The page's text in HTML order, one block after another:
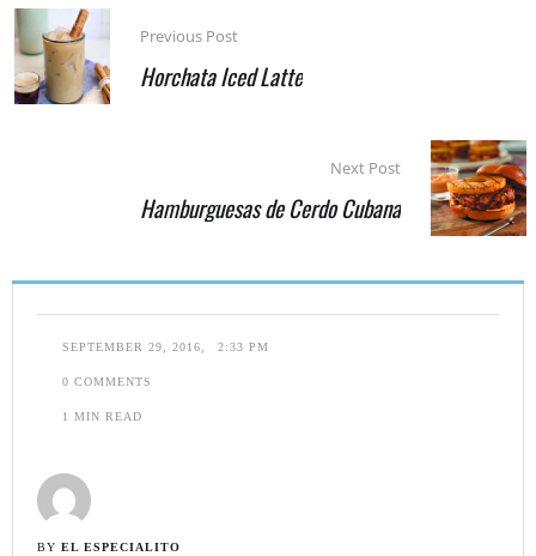
SEPTEMBER 29, 2016, 2:33 PM
0 COMMENTS
1 MIN READ
BY EL ESPECIALITO
Previous Post
Horchata Iced Latte
Next Post
Hamburguesas de Cerdo Cubana